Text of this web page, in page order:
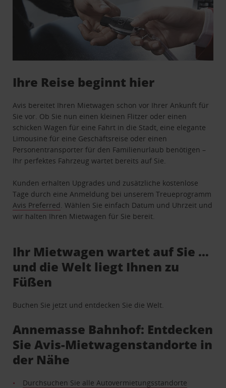
Ihre Reise beginnt hier
Avis bereitet Ihren Mietwagen schon vor Ihrer Ankunft für
Sie vor. Ob Sie nun einen kleinen Flitzer oder einen
schicken Wagen für eine Fahrt in die Stadt, eine elegante
Limousine für eine Geschäftsreise oder einen
Personentransporter für den Familienurlaub benötigen –
Ihr perfektes Fahrzeug wartet bereits auf Sie.
Kunden erhalten Upgrades und zusätzliche kostenlose
Tage durch eine Anmeldung bei unserem Treueprogramm
Avis Preferred . Wählen Sie einfach Datum und Uhrzeit und
wir halten Ihren Mietwagen für Sie bereit.
Ihr Mietwagen wartet auf Sie …
und die Welt liegt Ihnen zu
Füßen
Buchen Sie jetzt und entdecken Sie die Welt.
Annemasse Bahnhof: Entdecken
Sie Avis-Mietwagenstandorte in
der Nähe
Durchsuchen Sie alle Autovermietungsstandorte